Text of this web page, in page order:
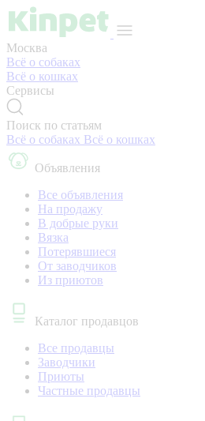
Москва
Всё о собаках
Всё о кошках
Сервисы
Поиск по статьям
Всё о собаках Всё о кошках
Объявления
Все объявления
На продажу
В добрые руки
Вязка
Потерявшиеся
От заводчиков
Из приютов
Каталог продавцов
Все продавцы
Заводчики
Приюты
Частные продавцы